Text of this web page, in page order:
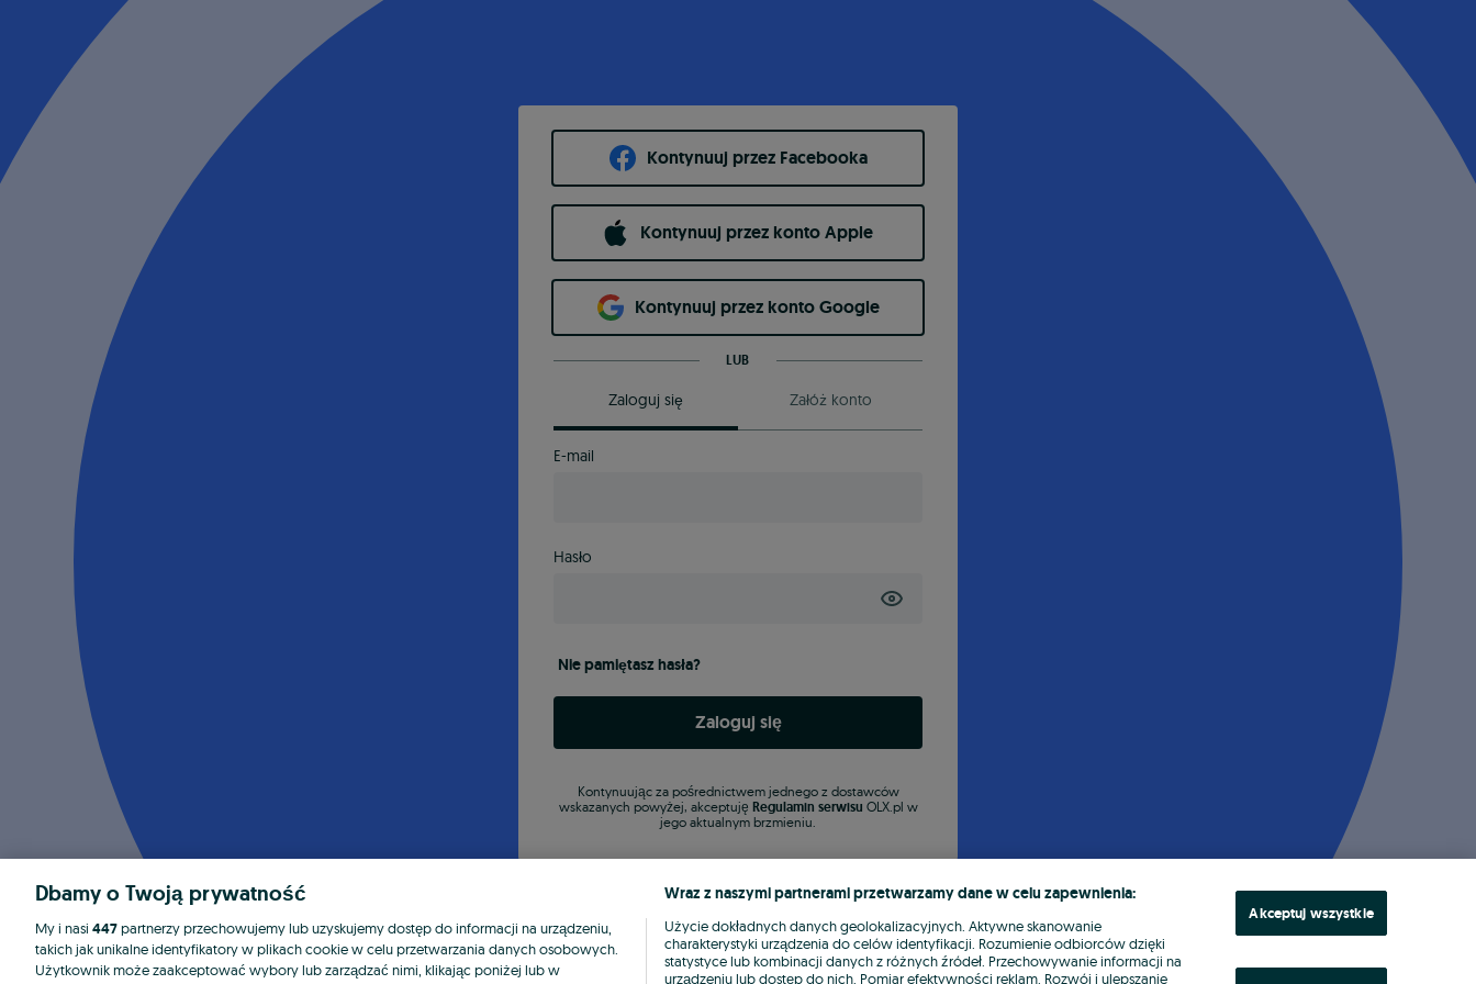
Kontynuuj przez Facebooka
Kontynuuj przez konto Apple
Kontynuuj przez konto Google
LUB
Zaloguj się Załóż konto
E-mail
Hasło
Nie pamiętasz hasła?
Zaloguj się
Kontynuując za pośrednictwem jednego z dostawców
wskazanych powyżej, akceptuję Regulamin serwisu OLX.pl w
jego aktualnym brzmieniu.
Dbamy o Twoją prywatność
My i nasi 447partnerzy przechowujemy lub uzyskujemy dostęp do informacji na urządzeniu,
takich jak unikalne identyfikatory w plikach cookie w celu przetwarzania danych osobowych.
Użytkownik może zaakceptować wybory lub zarządzać nimi, klikając poniżej lub w
Wraz z naszymi partnerami przetwarzamy dane w celu zapewnienia:
Użycie dokładnych danych geolokalizacyjnych. Aktywne skanowanie
charakterystyki urządzenia do celów identyfikacji. Rozumienie odbiorców dzięki
statystyce lub kombinacji danych z różnych źródeł. Przechowywanie informacji na
urządzeniu lub dostęp do nich. Pomiar efektywności reklam. Rozwój i ulepszanie
Akceptuj wszystkie